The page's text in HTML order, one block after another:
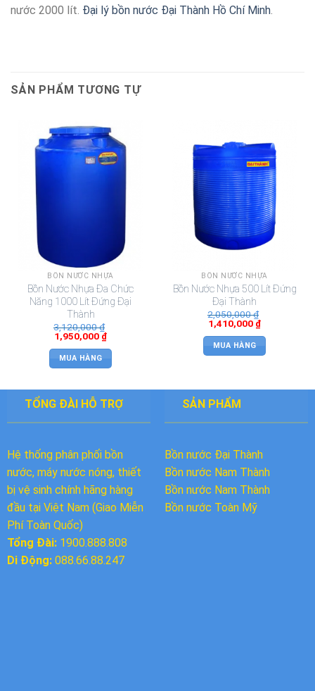
nước 2000 lít. Đại lý bồn nước Đại Thành Hồ Chí Minh
SẢN PHẨM TƯƠNG TỰ
BỒN NƯỚC NHỰA
Bồn Nước Nhựa Đa Chức
Năng 1000 Lít Đứng Đại
Thành
3,120,000₫
1,950,000 ₫
MUA HÀNG
BỒN NƯỚC NHỰA
Bồn Nước Nhựa 500 Lít Đứng
Đại Thành
2,050,000₫
1,410,000 ₫
MUA HÀNG
TỔNG ĐÀI HỖ TRỢ
Hệ thống phân phối bồn
nước, máy nước nóng, thiết
bị vệ sinh chính hãng hàng
đầu tại Việt Nam (Giao Miễn
Phí Toàn Quốc)
Tổng Đài: 1900.888.808
Di Động: 088.66.88.247
SẢN PHẨM
Bồn nước Đại Thành
Bồn nước Nam Thành
Bồn nước Nam Thành
Bồn nước Toàn Mỹ